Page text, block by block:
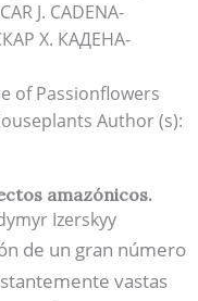
amazónicos.
de un gran número
vastas